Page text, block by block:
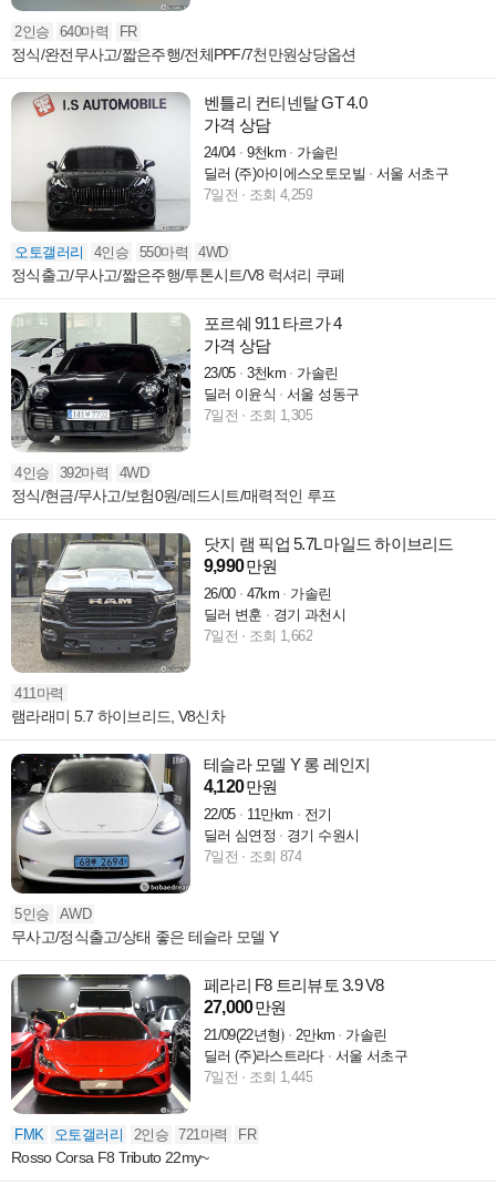
2인승 640마력 FR
정식/완전무사고/짧은주행/전체PPF/7천만원상당옵션
벤틀리 컨티넨탈 GT 4.0
가격 상담
24/04 9천km
가솔린
딜러 (주)아이에스오토모빌
서울 서초구
7일전
조회 4,259
오토갤러리 4인승 550마력 4WD
정식출고/무사고/짧은주행/투톤시트/V8 럭셔리 쿠페
포르쉐 911 타르가 4
가격 상담
23/05 3천km
가솔린
딜러 이윤식
서울 성동구
7일전
조회 1,305
4인승 392마력 4WD
정식/현금/무사고/보험0원/레드시트/매력적인 루프
닷지 램 픽업 5.7L 마일드 하이브리드
9,990만원
26/00 47km
가솔린
딜러 변훈
경기 과천시
7일전
조회 1,662
411마력
램라래미 5.7 하이브리드, V8신차
테슬라 모델 Y 롱 레인지
4,120만원
22/05 11만km
전기
딜러 심연정
경기 수원시
7일전
조회 874
5인승 AWD
무사고/정식출고/상태 좋은 테슬라 모델 Y
페라리 F8 트리뷰토 3.9 V8
27,000만원
21/09(22년형) 2만km
가솔린
딜러 (주)라스트라다
서울 서초구
7일전
조회 1,445
FMK 오토갤러리 2인승 721마력 FR
Rosso Corsa F8 Tributo 22my~